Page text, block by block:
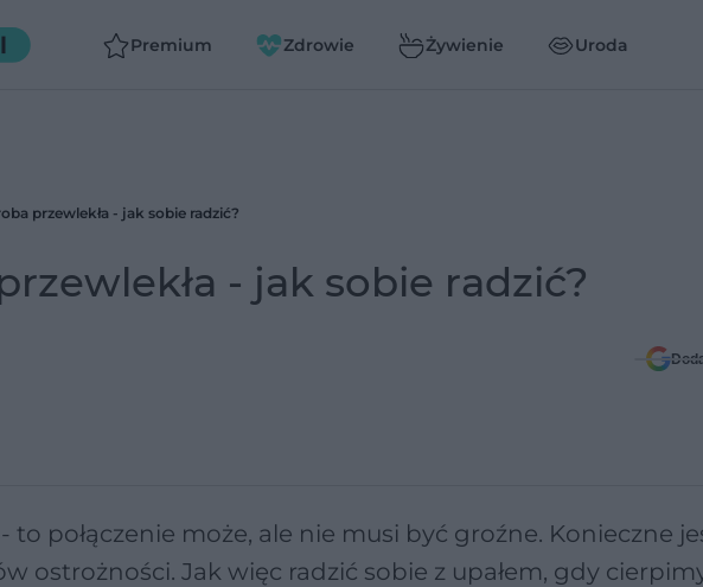
Premium Zdrowie Żywienie Uroda
przewlekła - jak sobie radzić?
- jak sobie radzić?
to połączenie może, ale nie musi być groźne. Konieczne
ostrożności. Jak więc radzić sobie z upałem, gdy